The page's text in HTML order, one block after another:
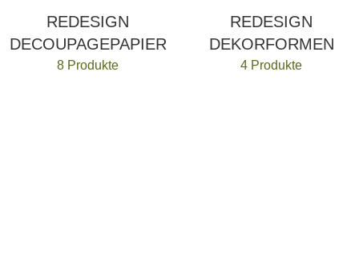
REDESIGN
DECOUPAGEPAPIER
8 Produkte
REDESIGN
DEKORFORMEN
4 Produkte